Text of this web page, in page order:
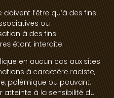
l’être qu’à des fins
ou
à des fins
étant interdite.
en aucun cas aux sites
à caractère raciste,
polémique ou pouvant,
atteinte à la sensibilité du